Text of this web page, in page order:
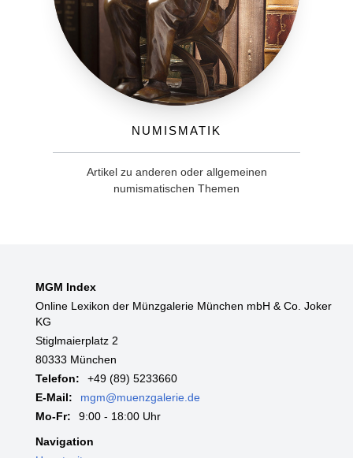
Numismatik
Artikel zu anderen oder allgemeinen
numismatischen Themen
MGM Index
Online Lexikon der Münzgalerie München mbH & Co. Joker
KG
Stiglmaierplatz 2
80333 München
Telefon:
+49 (89) 5233660
E-Mail:
mgm@muenzgalerie.de
Mo-Fr:
9:00 - 18:00 Uhr
Navigation